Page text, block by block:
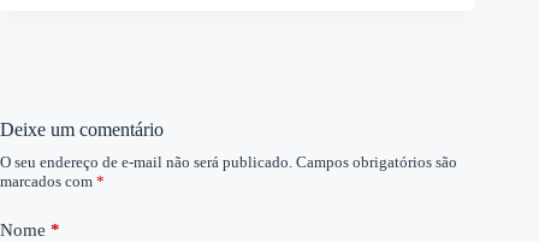
Deixe um comentário
O seu endereço de e-mail não será publicado. Campos obrigatórios são
marcados com *
Nome *